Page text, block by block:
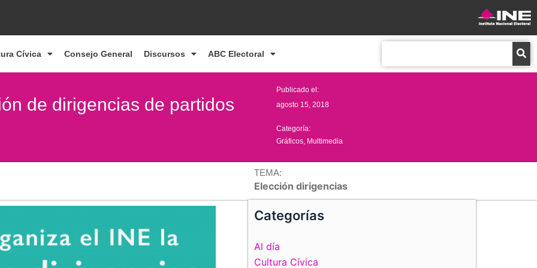
Cívica Consejo General Discursos ABC Electoral
de dirigencias de partidos
Publicado el:
agosto 15, 2018
Categoría:
Gráficos Multimedia
TEMA:
Elección dirigencias
Categorías
Al día
Cultura Cívica